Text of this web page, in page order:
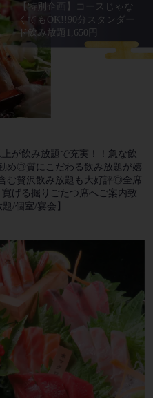
【特別企画】コースじゃな
くてもOK!!90分スタンダー
ド飲み放題1,650円
上が飲み放題で充実！！急な飲
め◎質にこだわる飲み放題が嬉
む贅沢飲み放題も大好評◎全席
げる掘りごたつ席へご案内致
/個室/宴会】